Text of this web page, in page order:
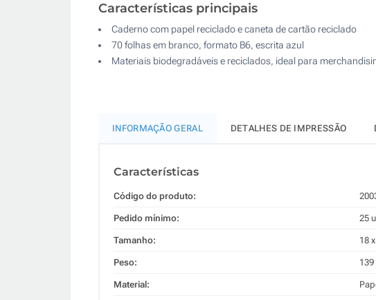
Características principais
Caderno com papel reciclado e caneta de cartão reciclado
70 folhas em branco, formato B6, escrita azul
Materiais biodegradáveis e reciclados, ideal para
INFORMAÇÃO GERAL DETALHES DE IMPRESSÃO
Características
Código do produto:
Pedido mínimo: 25
Tamanho: 18
Peso: 139
Material: